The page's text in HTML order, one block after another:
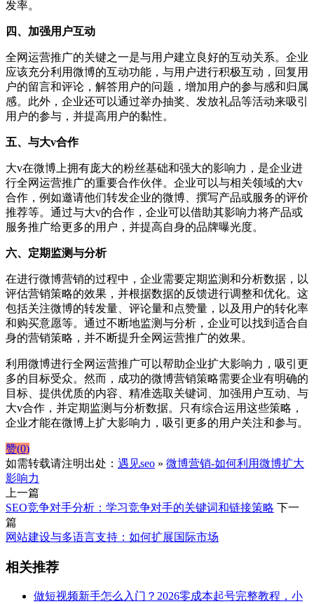
发率。
四、加强用户互动
全网运营推广的关键之一是与用户建立良好的互动关系。企业
应该充分利用微博的互动功能，与用户进行积极互动，回复用
户的留言和评论，解答用户的问题，增加用户的参与感和归属
感。此外，企业还可以通过举办抽奖、发放礼品等活动来吸引
用户的参与，并提高用户的黏性。
五、与大v合作
大v在微博上拥有庞大的粉丝基础和强大的影响力，是企业进
行全网运营推广的重要合作伙伴。企业可以与相关领域的大v
合作，例如邀请他们转发企业的微博、撰写产品或服务的评价
推荐等。通过与大v的合作，企业可以借助其影响力将产品或
服务推广给更多的用户，并提高自身的品牌曝光度。
六、定期监测与分析
在进行微博营销的过程中，企业需要定期监测和分析数据，以
评估营销策略的效果，并根据数据的反馈进行调整和优化。这
包括关注微博的转发量、评论量和点赞量，以及用户的转化率
和购买意愿等。通过不断地监测与分析，企业可以找到适合自
身的营销策略，并不断提升全网运营推广的效果。
利用微博进行全网运营推广可以帮助企业扩大影响力，吸引更
多的目标受众。然而，成功的微博营销策略需要企业有明确的
目标、提供优质的内容、精准选取关键词、加强用户互动、与
大v合作，并定期监测与分析数据。只有综合运用这些策略，
企业才能在微博上扩大影响力，吸引更多的用户关注和参与。
赞(0)
如需转载请注明出处： 遇见seo » 微博营销-如何利用微博扩大
影响力
上一篇
SEO竞争对手分析：学习竞争对手的关键词和链接策略 下一
篇
网站建设与多语言支持：如何扩展国际市场
相关推荐
做短视频新手怎么入门？2026零成本起号完整教程，小